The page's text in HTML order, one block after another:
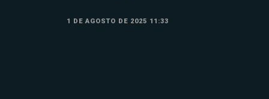
1 DE AGOSTO DE 2025 11:33